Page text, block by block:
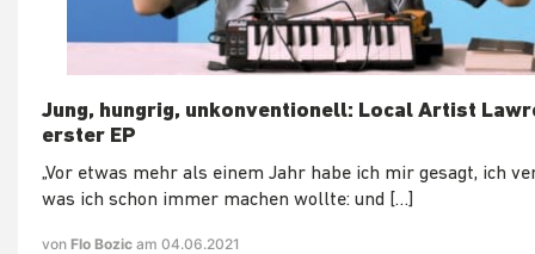
Jung, hungrig, unkonventionell: Local Artist
erster EP
„Vor etwas mehr als einem Jahr habe ich mir gesagt, ich
was ich schon immer machen wollte: und […]
von Flo Bozic am 04.06.2021